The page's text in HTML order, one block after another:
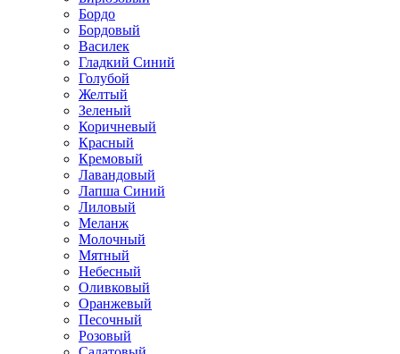
Бордо
Бордовый
Василек
Гладкий Синий
Голубой
Желтый
Зеленый
Коричневый
Красный
Кремовый
Лавандовый
Лапша Синий
Лиловый
Меланж
Молочный
Мятный
Небесный
Оливковый
Оранжевый
Песочный
Розовый